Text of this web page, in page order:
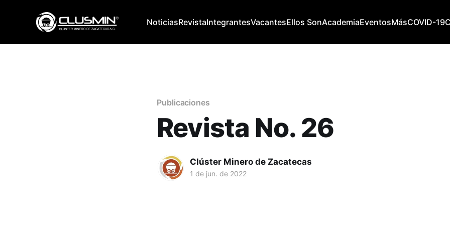
NoticiasRevistaIntegrantesVacantesEllos SonAcademiaEventosMásCOVID-19
Publicaciones
Revista No. 26
Clúster Minero de Zacatecas
1 de jun. de 2022